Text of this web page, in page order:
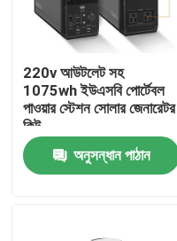
220v আউটলেট সহ
1075wh ইউএসবি পোর্টেবল
পাওয়ার স্টেশন সোলার জেনারেটর
কিট
অনুসন্ধান পাঠান